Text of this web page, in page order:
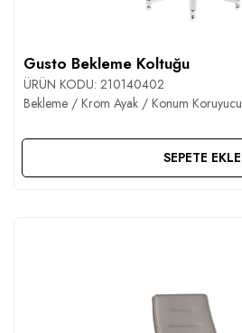
Gusto Bekleme Koltuğu
ÜRÜN KODU: 210140402
Bekleme / Krom Ayak / Konum Koruyucu
SEPETE EKLE